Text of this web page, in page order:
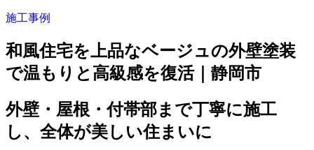
施工事例
和風住宅を上品なベージュの外壁塗装
で温もりと高級感を復活｜静岡市
外壁・屋根・付帯部まで丁寧に施工
し、全体が美しい住まいに